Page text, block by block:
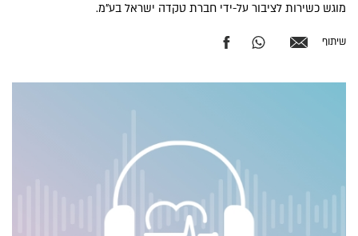
מוגש כשירות לציבור על-ידי חברת טקדה ישראל בע"מ.
שיתוף